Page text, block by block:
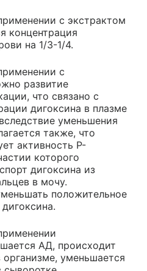
с экстрактом
концентрация
на 1/3-1/4.
с
развитие
что связано с
дигоксина в плазме
уменьшения
также, что
активность P-
которого
дигоксина из
в мочу.
положительное
АД, происходит
уменьшается